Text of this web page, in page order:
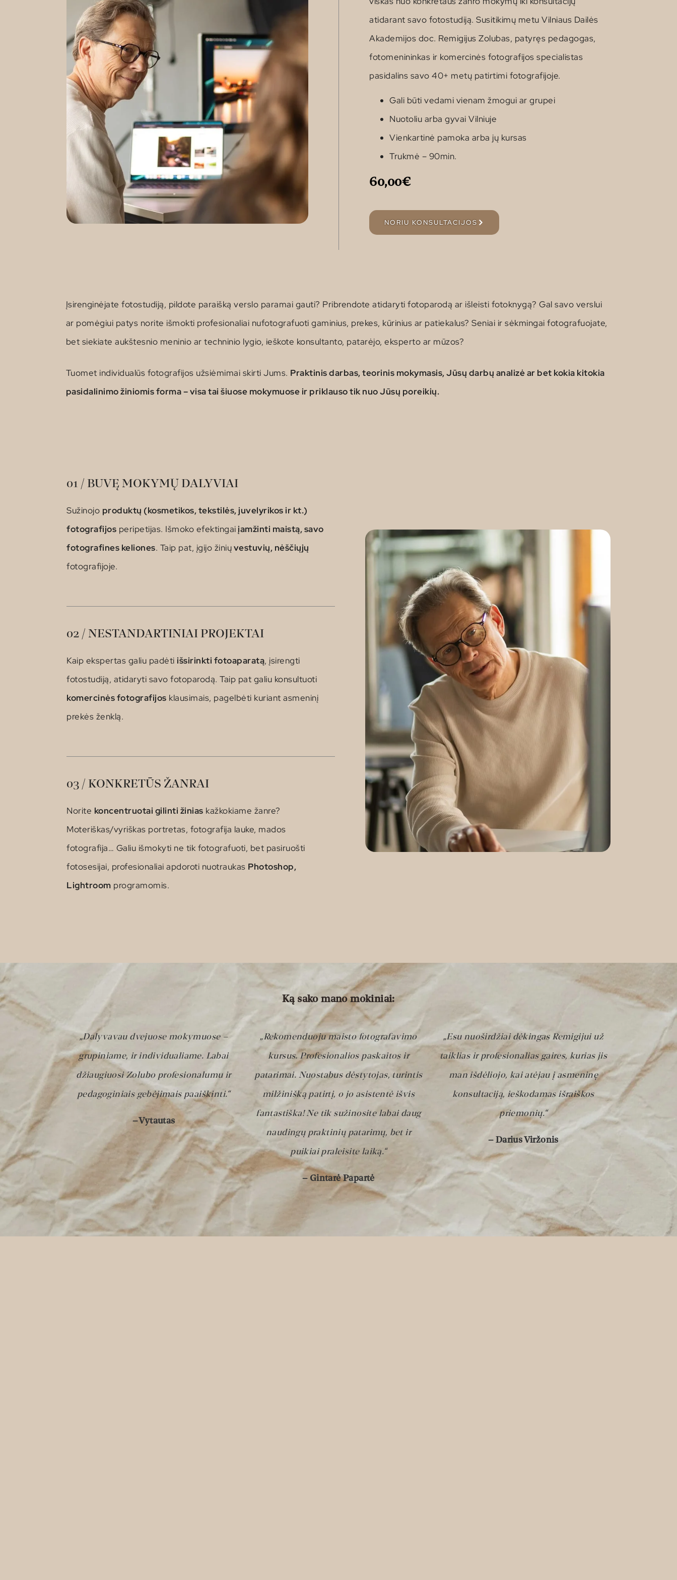
atidarant savo fotostudiją. Susitikimų metu Vilniaus Dailės
Akademijos doc. Remigijus Zolubas, patyręs pedagogas,
fotomenininkas ir komercinės fotografijos specialistas
pasidalins savo 40+ metų patirtimi fotografijoje.
Gali būti vedami vienam žmogui ar grupei
Nuotoliu arba gyvai Vilniuje
Vienkartinė pamoka arba jų kursas
Trukmė – 90min.
60,00€
NORIU KONSULTACIJOS
Įsirenginėjate fotostudiją, pildote paraišką verslo paramai gauti? Pribrendote atidaryti fotoparodą ar išleisti fotoknygą? Gal savo verslui
ar pomėgiui patys norite išmokti profesionaliai nufotografuoti gaminius, prekes, kūrinius ar patiekalus? Seniai ir sėkmingai fotografuojate,
bet siekiate aukštesnio meninio ar techninio lygio, ieškote konsultanto, patarėjo, eksperto ar mūzos?
Tuomet individualūs fotografijos užsiėmimai skirti Jums. Praktinis darbas, teorinis mokymasis, Jūsų darbų analizė ar bet kokia kitokia
pasidalinimo žiniomis forma – visa tai šiuose mokymuose ir priklauso tik nuo Jūsų poreikių.
01 / BUVĘ MOKYMŲ DALYVIAI
Sužinojo produktų (kosmetikos, tekstilės, juvelyrikos ir kt.)
fotografijos peripetijas. Išmoko efektingai įamžinti maistą, savo
fotografines keliones. Taip pat, įgijo žiniųvestuvių, nėščiųjų
fotografijoje.
02 / NESTANDARTINIAI PROJEKTAI
Kaip ekspertas galiu padėti išsirinkti fotoaparatą, įsirengti
fotostudiją, atidaryti savo fotoparodą. Taip pat galiu konsultuoti
komercinės fotografijos klausimais, pagelbėti kuriant asmeninį
prekės ženklą.
03 / KONKRETŪS ŽANRAI
Norite koncentruotai gilinti žinias kažkokiame žanre?
Moteriškas/vyriškas portretas, fotografija lauke, mados
fotografija… Galiu išmokyti ne tik fotografuoti, bet pasiruošti
fotosesijai, profesionaliai apdoroti nuotraukas Photoshop,
Lightroom programomis.
Ką sako mano mokiniai:
„Dalyvavau dvejuose mokymuose –
grupiniame, ir individualiame. Labai
džiaugiuosi Zolubo profesionalumu ir
pedagoginiais gebėjimais paaiškinti.“
– Vytautas
„Rekomenduoju maisto fotografavimo
kursus. Profesionalios paskaitos ir
patarimai. Nuostabus dėstytojas, turintis
milžinišką patirtį, o jo asistentė išvis
fantastiška! Ne tik sužinosite labai daug
naudingų praktinių patarimų, bet ir
puikiai praleisite laiką.“
– Gintarė Papartė
„Esu nuoširdžiai dėkingas Remigijui už
taiklias ir profesionalias gaires, kurias jis
man išdėliojo, kai atėjau į asmeninę
konsultaciją, ieškodamas išraiškos
priemonių.“
– Darius Viržonis